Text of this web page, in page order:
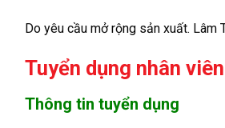
Do yêu cầu mở rộng sản xuất. Lâm
Tuyển dụng nhân
Thông tin tuyển dụng